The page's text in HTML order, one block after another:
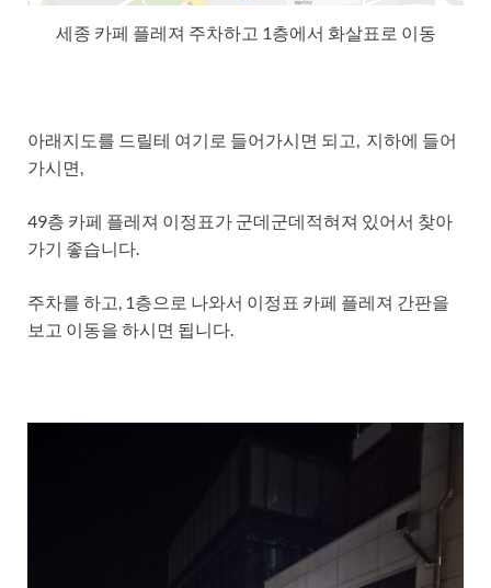
세종 카페 플레져 주차하고 1층에서 화살표로 이동
아래지도를 드릴테 여기로 들어가시면 되고, 지하에 들어
가시면,
49층 카페 플레져 이정표가 군데군데적혀져 있어서 찾아
가기 좋습니다.
주차를 하고, 1층으로 나와서 이정표 카페 플레져 간판을
보고 이동을 하시면 됩니다.